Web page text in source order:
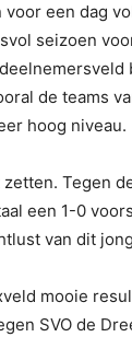
een dag
seizoen
de teams
hoog niveau.
Tegen
een 1-0
van dit
mooie
SVO de